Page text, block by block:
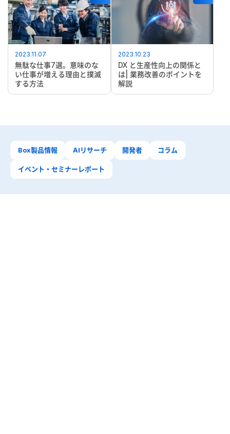
2023.11.07
無駄な仕事7選。意味のな
い仕事が増える理由と撲滅
する方法
2023.10.23
DX と生産性向上の関係と
は| 業務改善のポイントを
解説
Box製品情報 AIリサーチ 開発者 コラム
イベント・セミナーレポート